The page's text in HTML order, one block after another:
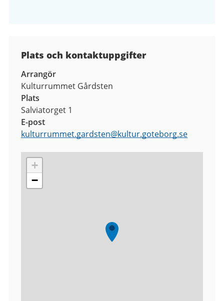
Plats och kontaktuppgifter
Arrangör
Kulturrummet Gårdsten
Plats
Salviatorget 1
E-post
kulturrummet.gardsten@kultur.goteborg.se
+
−